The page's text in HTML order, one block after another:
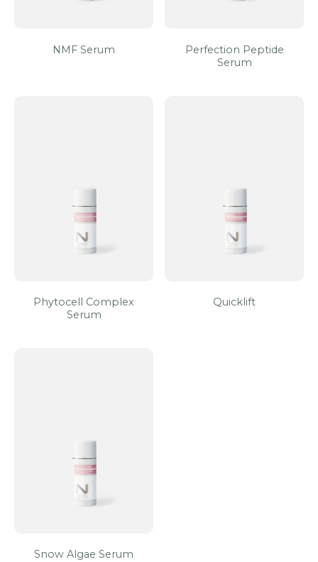
NMF Serum
Perfection Peptide
Serum
Phytocell Complex
Serum
Quicklift
Snow Algae Serum